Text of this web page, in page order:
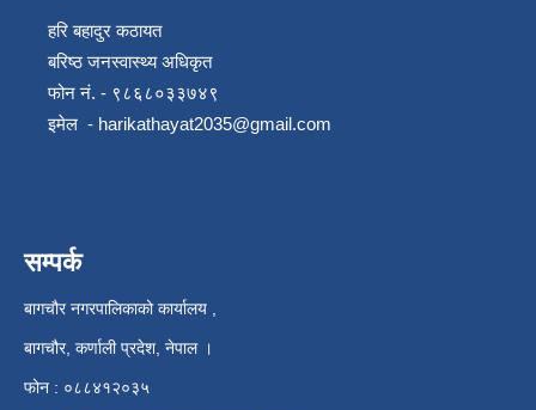
हरि बहादुर कठायत
बरिष्ठ जनस्वास्थ्य अधिकृत
फोन नं. - ९८६८०३३७४९
इमेल - harikathayat2035@gmail.com
सम्पर्क
बागचौर नगरपालिकाको कार्यालय ,
बागचौर, कर्णाली प्रदेश, नेपाल ।
फोन : ०८८४१२०३५